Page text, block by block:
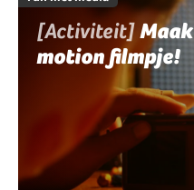
[Activiteit]
motion filmpje!